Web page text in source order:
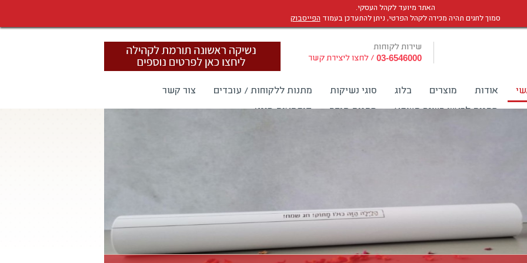
האתר מיועד לקהל העסקי.
סמוך לחגים תהיה מכירה לקהל הפרטי, ניתן להתעדכן בעמוד הפייסבוק
שירות לקוחות
03-6546000
/ לחצו ליצירת קשר
אודות מוצרים בלוג סוגי נשיקות מתנות ללקוחות / עובדים
צור קשר
מתנות לראש השנה תשפא
מתנות תודה קופסאות מגנט